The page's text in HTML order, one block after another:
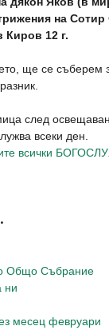
на Сотир
Киров 12 г.
ще се съберем
след
всеки ден.
всички
Общо Събрание
ни
месец февруари